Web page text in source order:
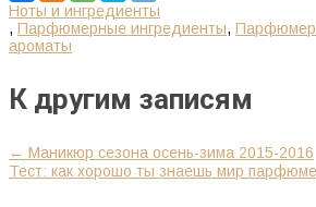
Ноты и ингредиенты
, Парфюмерные ингредиенты,
ароматы
К другим записям
← Маникюр сезона осень-зима 2015-2016
Тест: как хорошо ты знаешь мир